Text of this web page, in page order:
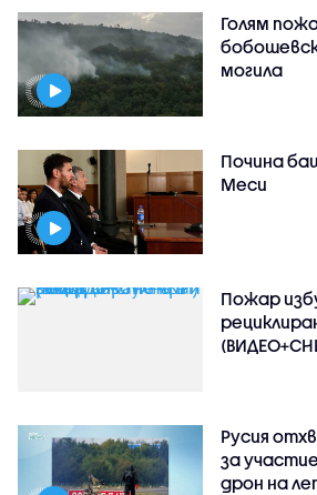
Голям
могила
Почина
Меси
Пожар
Русия
за
дрон на